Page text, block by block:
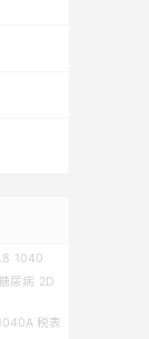
1040
尿病 2D
税表